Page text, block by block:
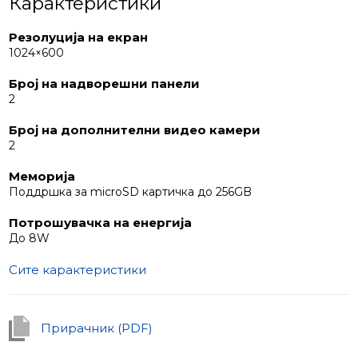
2. Дупчете 4 дупки во ѕидот;
3. Ставете ги типлите од комплетот во дупките;
4. Прицврстете ја монтажата со завртки;
5. По поврзувањето на жиците, прицврстете го
интеркомот на монтажата.
Резолуција на екран
1024×600
Број на надворешни панели
2
Број на дополнителни видео камери
2
Меморија
Поддршка за microSD картичка до 256GB
Потрошувачка на енергија
До 8W
Сите карактеристики
Прирачник (PDF)